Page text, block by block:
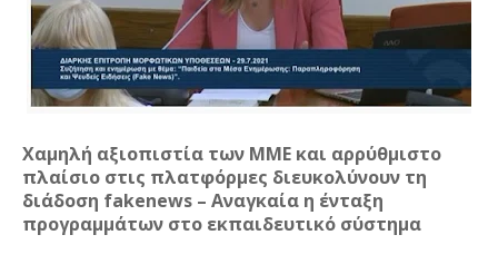
Χαμηλή αξιοπιστία των ΜΜΕ και αρρύθμιστο
πλαίσιο στις πλατφόρμες διευκολύνουν τη
διάδοση fakenews – Αναγκαία η ένταξη
προγραμμάτων στο εκπαιδευτικό σύστημα